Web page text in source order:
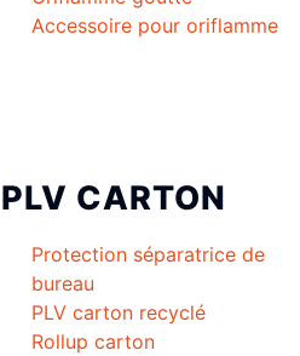
Accessoire pour oriflamme
PLV CARTON
Protection séparatrice de
bureau
PLV carton recyclé
Rollup carton